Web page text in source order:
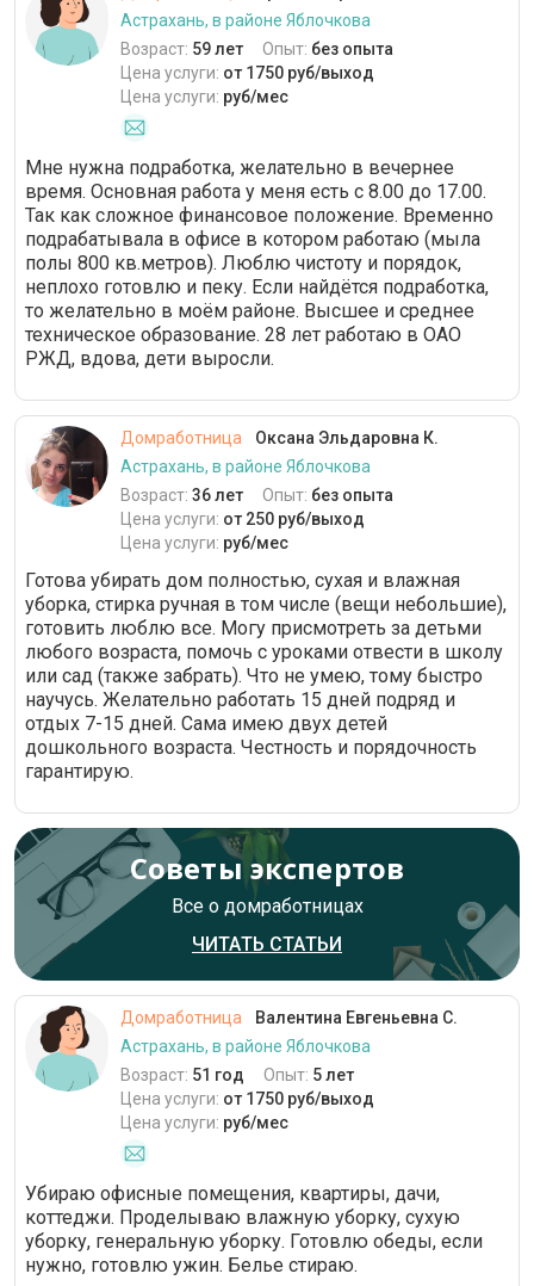
Астрахань, в районе Яблочкова
Возраст: 59 лет Опыт: без опыта
Цена услуги: от 1750 руб/выход
Цена услуги: руб/мес
Мне нужна подработка, желательно в вечернее
время. Основная работа у меня есть с 8.00 до 17.00.
Так как сложное финансовое положение. Временно
подрабатывала в офисе в котором работаю (мыла
полы 800 кв.метров). Люблю чистоту и порядок,
неплохо готовлю и пеку. Если найдётся подработка,
то желательно в моём районе. Высшее и среднее
техническое образование. 28 лет работаю в ОАО
РЖД, вдова, дети выросли.
Домработница
Оксана Эльдаровна К.
Астрахань, в районе Яблочкова
Возраст: 36 лет Опыт: без опыта
Цена услуги: от 250 руб/выход
Цена услуги: руб/мес
Готова убирать дом полностью, сухая и влажная
уборка, стирка ручная в том числе (вещи небольшие),
готовить люблю все. Могу присмотреть за детьми
любого возраста, помочь с уроками отвести в школу
или сад (также забрать). Что не умею, тому быстро
научусь. Желательно работать 15 дней подряд и
отдых 7-15 дней. Сама имею двух детей
дошкольного возраста. Честность и порядочность
гарантирую.
Советы экспертов
Все о домработницах
ЧИТАТЬ СТАТЬИ
Домработница
Валентина Евгеньевна С.
Астрахань, в районе Яблочкова
Возраст: 51 год Опыт: 5 лет
Цена услуги: от 1750 руб/выход
Цена услуги: руб/мес
Убираю офисные помещения, квартиры, дачи,
коттеджи. Проделываю влажную уборку, сухую
уборку, генеральную уборку. Готовлю обеды, если
нужно, готовлю ужин. Белье стираю.